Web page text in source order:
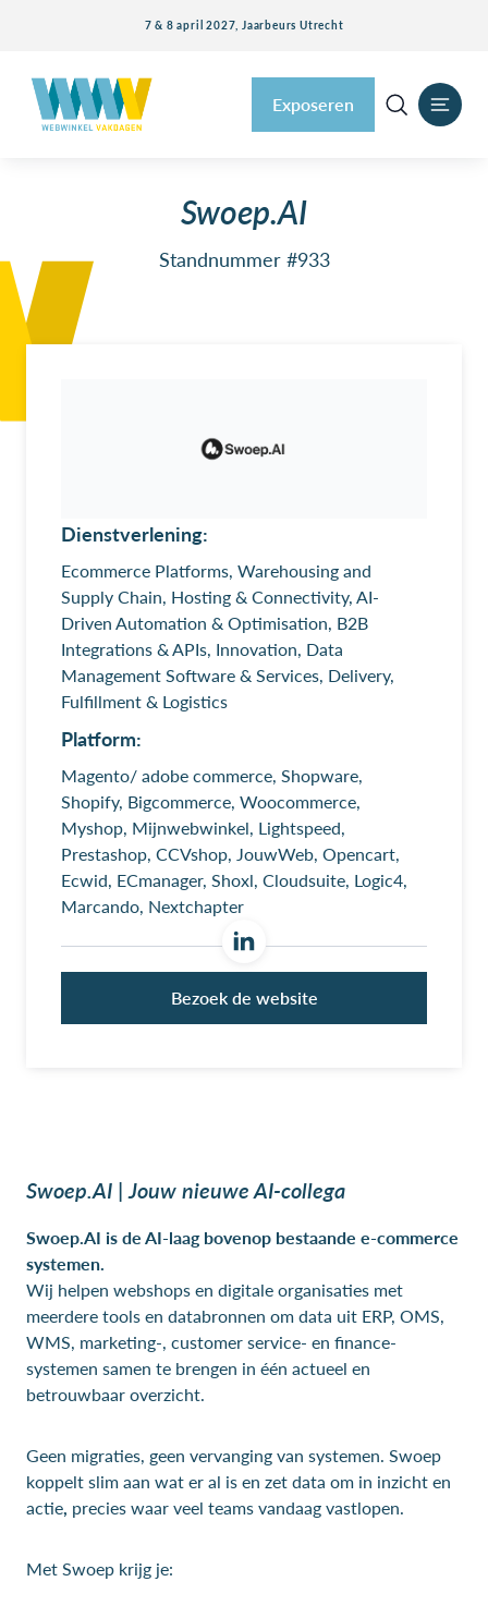
7 & 8 april 2027, Jaarbeurs Utrecht
Exposeren
Swoep.AI
Standnummer #933
Dienstverlening:
Ecommerce Platforms, Warehousing and
Supply Chain, Hosting & Connectivity, AI-
Driven Automation & Optimisation, B2B
Integrations & APIs, Innovation, Data
Management Software & Services, Delivery,
Fulfillment & Logistics
Platform:
Magento/ adobe commerce, Shopware,
Shopify, Bigcommerce, Woocommerce,
Myshop, Mijnwebwinkel, Lightspeed,
Prestashop, CCVshop, JouwWeb, Opencart,
Ecwid, ECmanager, Shoxl, Cloudsuite, Logic4,
Marcando, Nextchapter
Bezoek de website
Swoep.AI | Jouw nieuwe AI-collega
Swoep.AI is de AI-laag bovenop bestaande e-commerce
systemen.
Wij helpen webshops en digitale organisaties met
meerdere tools en databronnen om data uit ERP, OMS,
WMS, marketing-, customer service- en finance-
systemen samen te brengen in één actueel en
betrouwbaar overzicht.
Geen migraties, geen vervanging van systemen. Swoep
koppelt slim aan wat er al is en zet data om in inzicht en
actie, precies waar veel teams vandaag vastlopen.
Met Swoep krijg je: